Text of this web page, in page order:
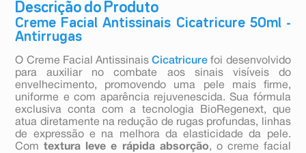
Descrição do Produto
Creme Facial Antissinais Cicatricure 50ml -
Antirrugas
O Creme Facial AntissinaisCicatricure foi desenvolvido
para auxiliar no combate aos sinais visíveis do
envelhecimento, promovendo uma pele mais firme,
uniforme e com aparência rejuvenescida. Sua fórmula
exclusiva conta com a tecnologia BioRegenext, que
atua diretamente na redução de rugas profundas, linhas
de expressão e na melhora da elasticidade da pele.
Comtextura leve e rápida absorção, o creme facial